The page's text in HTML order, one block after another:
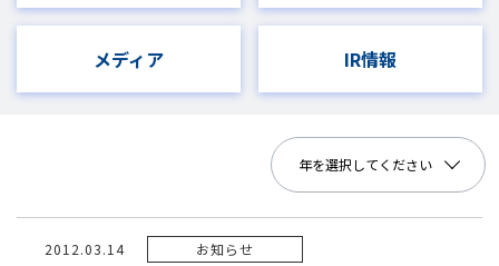
メディア IR情報
年を選択してください
2012.03.14 お知らせ